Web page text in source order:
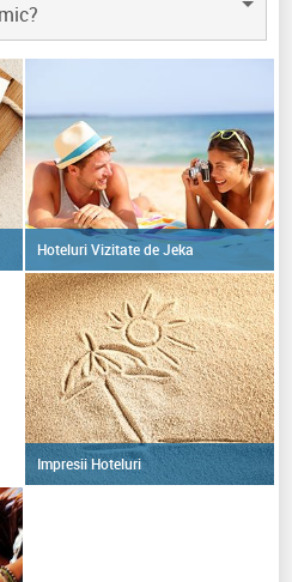
Hoteluri Vizitate de Jeka
Impresii Hoteluri